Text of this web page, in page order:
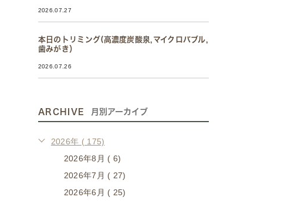
2026.07.27
本日のトリミング(高濃度炭酸泉,マイクロバブル,
歯みがき）
2026.07.26
ARCHIVE 月別アーカイブ
2026年 ( 175)
2026年8月 ( 6)
2026年7月 ( 27)
2026年6月 ( 25)